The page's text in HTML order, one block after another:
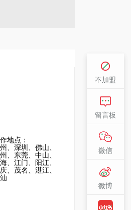
不加盟
留言板
微信
微博
地点：
、深圳、佛山、
、东莞、中山、
、江门、阳江、
、茂名、湛江、